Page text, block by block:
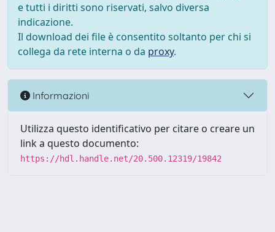
e tutti i diritti sono riservati, salvo diversa
indicazione.
Il download dei file è consentito soltanto per chi si
collega da rete interna o da proxy.
Informazioni
Utilizza questo identificativo per citare o creare un
link a questo documento:
https://hdl.handle.net/20.500.12319/19842